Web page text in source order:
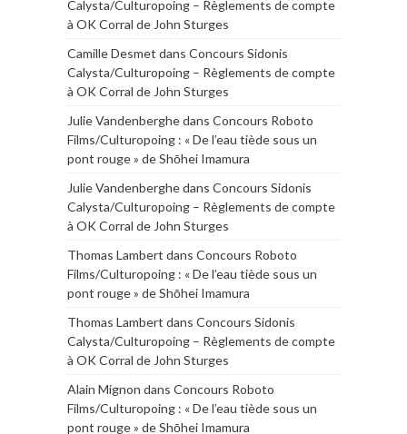
Calysta/Culturopoing – Règlements de compte
à OK Corral de John Sturges
Camille Desmet dans Concours Sidonis
Calysta/Culturopoing – Règlements de compte
à OK Corral de John Sturges
Julie Vandenberghedans Concours Roboto
Films/Culturopoing : « De l’eau tiède sous un
pont rouge » de Shōhei Imamura
Julie Vandenberghedans Concours Sidonis
Calysta/Culturopoing – Règlements de compte
à OK Corral de John Sturges
Thomas Lambert dans Concours Roboto
Films/Culturopoing : « De l’eau tiède sous un
pont rouge » de Shōhei Imamura
Thomas Lambert dans Concours Sidonis
Calysta/Culturopoing – Règlements de compte
à OK Corral de John Sturges
Alain Mignon dans Concours Roboto
Films/Culturopoing : « De l’eau tiède sous un
pont rouge » de Shōhei Imamura